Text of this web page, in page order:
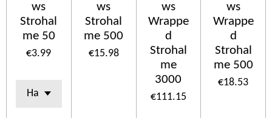
ws
Strohal
me 50
€3.99
ws
Strohal
me 500
€15.98
ws
Wrappe
d
Strohal
me
3000
€111.15
ws
Wrappe
d
Strohal
me 500
€18.53